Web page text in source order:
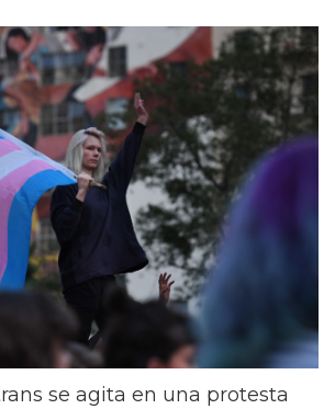
se agita en una protesta